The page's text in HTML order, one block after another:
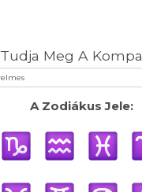
Tudja Meg A
A Zodiákus Jele: